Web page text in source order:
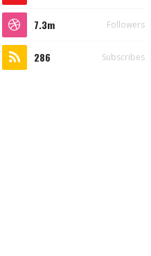
7.3m Followers
286 Subscribes